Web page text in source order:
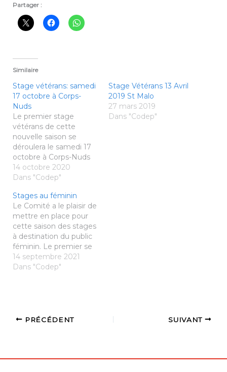
Partager :
Similaire
Stage vétérans: samedi
17 octobre à Corps-
Nuds
Le premier stage
vétérans de cette
nouvelle saison se
déroulera le samedi 17
octobre à Corps-Nuds
de 9h30 à 16h30.
N'hésitez pas à vous
nael35.desmons@gmail.
com ou bien auprès du
Comité:
contact@badminton35.f
r. Fiche d'inscription
14 octobre 2020
Dans "Codep"
Stage Vétérans 13 Avril
2019 St Malo
27 mars 2019
Dans "Codep"
Stages au féminin
Le Comité a le plaisir de
mettre en place pour
cette saison des stages
à destination du public
féminin. Le premier se
déroulera à Cesson-
Sévigné le samedi 8
mai 2022. Si votre club
14 septembre 2021
Dans "Codep"
PRÉCÉDENT SUIVANT